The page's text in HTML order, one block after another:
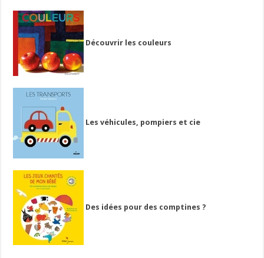
Découvrir les couleurs
Les véhicules, pompiers et cie
Des idées pour des comptines ?